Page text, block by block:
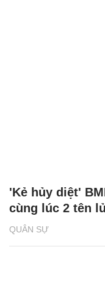
QUÂN SỰ
'Kẻ hủy diệt'
cùng lúc 2 tên